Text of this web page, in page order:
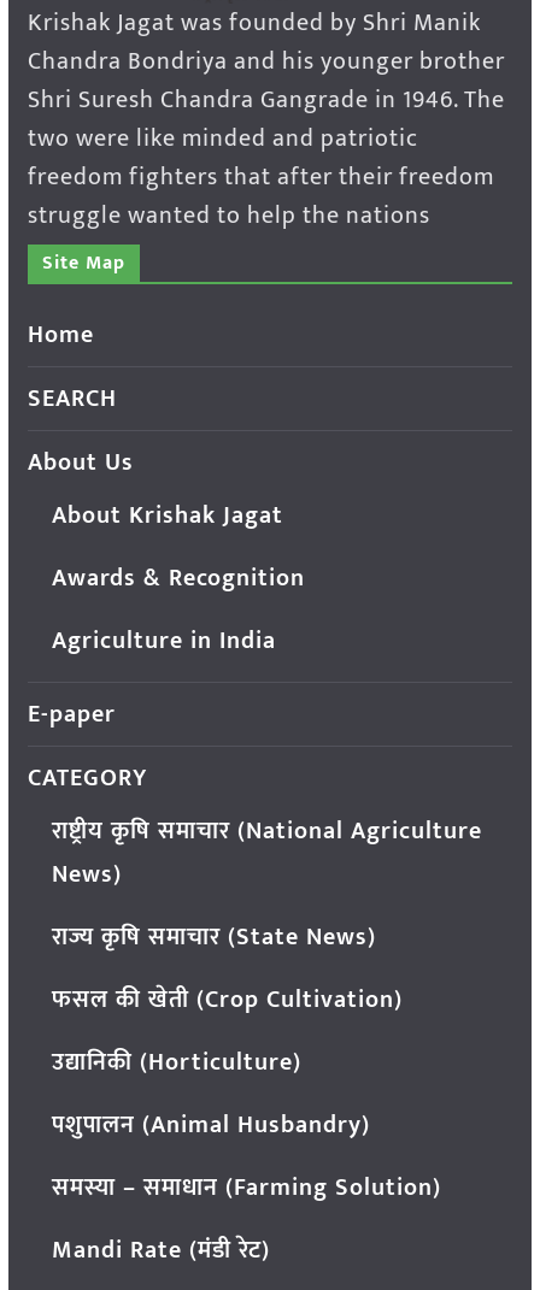
Krishak Jagat was founded by Shri Manik
Chandra Bondriya and his younger brother
Shri Suresh Chandra Gangrade in 1946. The
two were like minded and patriotic
freedom fighters that after their freedom
struggle wanted to help the nations
Site Map
Home
SEARCH
About Us
About Krishak Jagat
Awards & Recognition
Agriculture in India
E-paper
CATEGORY
राष्ट्रीय कृषि समाचार (National Agriculture
News)
राज्य कृषि समाचार (State News)
फसल की खेती (Crop Cultivation)
उद्यानिकी (Horticulture)
पशुपालन (Animal Husbandry)
समस्या – समाधान (Farming Solution)
Mandi Rate (मंडी रेट)